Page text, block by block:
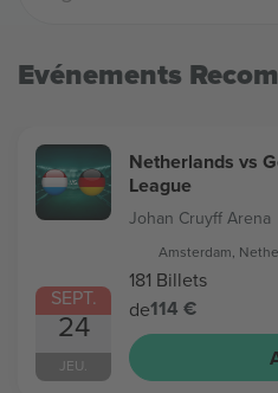
Evénements
SEPT.
24
JEU.
Netherlands vs
League
Johan Cruyff Arena
Amsterdam,
181 Billets
de114 €